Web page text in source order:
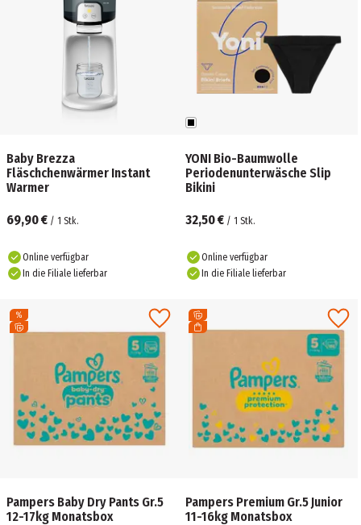
Baby Brezza
Fläschchenwärmer Instant
Warmer
69,90 € / 1 Stk.
Online verfügbar
In die Filiale lieferbar
YONI Bio-Baumwolle
Periodenunterwäsche Slip
Bikini
32,50 € / 1 Stk.
Online verfügbar
In die Filiale lieferbar
Pampers Baby Dry Pants Gr.5
12-17kg Monatsbox
Pampers Premium Gr.5 Junior
11-16kg Monatsbox